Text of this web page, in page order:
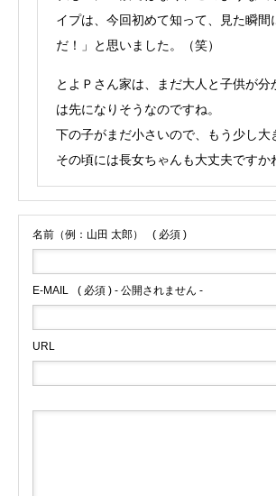
イプは、今回初めて知って、見た瞬間
だ！」と思いました。（笑）
とよＰさん家は、まだ大人と子供が分
は先になりそうなのですね。
下の子がまだ小さいので、もう少し大
その頃には長女ちゃんも大丈夫ですか
名前（例：山田 太郎） ( 必須 )
E-MAIL ( 必須 ) - 公開されません -
URL